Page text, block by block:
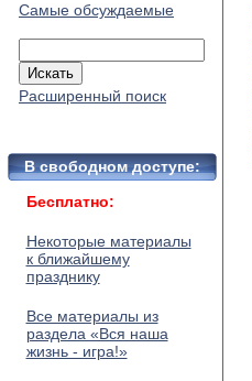
Самые обсуждаемые
Расширенный поиск
В свободном доступе:
Бесплатно:
Некоторые материалы
к ближайшему
празднику
Все материалы из
раздела «Вся наша
жизнь - игра!»